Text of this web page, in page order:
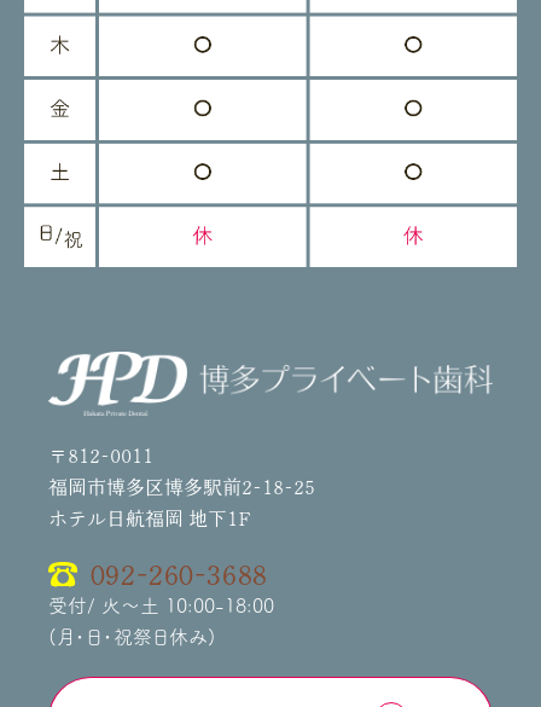
〒812-0011
福岡市博多区博多駅前2-18-25
ホテル日航福岡 地下1F
092-260-3688
受付/ 火～土 10:00-18:00
(月・日・祝祭日休み)